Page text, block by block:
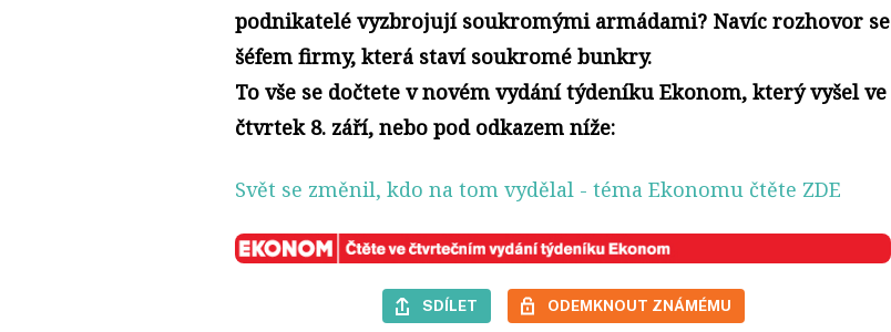
podnikatelé vyzbrojují soukromými armádami? Navíc rozhovor se
šéfem firmy, která staví soukromé bunkry.
To vše se dočtete v novém vydání týdeníku Ekonom, který vyšel ve
čtvrtek 8. září, nebo pod odkazem níže:
Svět se změnil, kdo na tom vydělal - téma Ekonomu čtěte ZDE
SDÍLET ODEMKNOUT ZNÁMÉMU